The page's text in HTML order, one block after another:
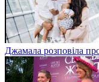
Джамала розповіла